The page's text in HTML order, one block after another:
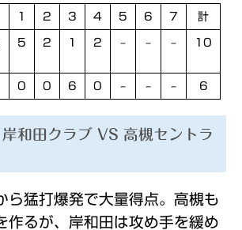
1 2 3 4 5 6 7 計
5 2 1 2 – – – 10
0 0 6 0 – – – 6
和田クラブ VS 高槻セントラ
ら猛打爆発で大量得点。高槻も
作るが、岸和田は攻め手を緩め